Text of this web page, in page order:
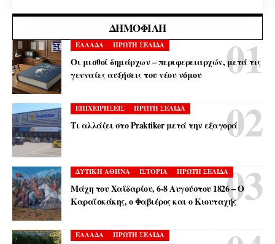
ΔΗΜΟΦΙΛΉ
ΕΛΛΑΔΑ ΠΡΩΤΗ ΣΕΛΙΔΑ
Οι μισθοί δημάρχων – περιφερειαρχών, μετά τις
γενναίες αυξήσεις του νέου νόμου
ΕΠΙΧΕΙΡΗΣΕΙΣ ΠΡΩΤΗ ΣΕΛΙΔΑ
Τι αλλάζει στο Praktiker μετά την εξαγορά
ΔΥΤΙΚΗ ΑΘΗΝΑ ΙΣΤΟΡΙΑ ΠΡΩΤΗ ΣΕΛΙΔΑ
Μάχη του Χαϊδαρίου, 6-8 Αυγούστου 1826 – Ο
Καραϊσκάκης, ο Φαβιέρος και ο Κιουταχής
ΕΛΛΑΔΑ ΠΡΩΤΗ ΣΕΛΙΔΑ